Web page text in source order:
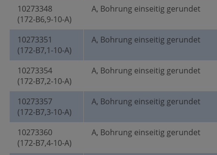
10273348
(172-B6,9-10-A)
A, Bohrung einseitig gerundet
10273351
(172-B7,1-10-A)
A, Bohrung einseitig gerundet
10273354
(172-B7,2-10-A)
A, Bohrung einseitig gerundet
10273357
(172-B7,3-10-A)
A, Bohrung einseitig gerundet
10273360
(172-B7,4-10-A)
A, Bohrung einseitig gerundet